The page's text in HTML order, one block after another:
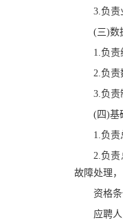
3.负责
(三)数
1.负
2.负责
3.负责
(四)基
1.负
2.负
故障处理
资格
应聘